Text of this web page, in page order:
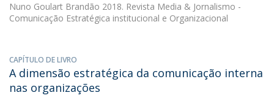
Nuno Goulart Brandão 2018. Revista Media & Jornalismo -
Comunicação Estratégica institucional e Organizacional
CAPÍTULO DE LIVRO
A dimensão estratégica da comunicação interna
nas organizações